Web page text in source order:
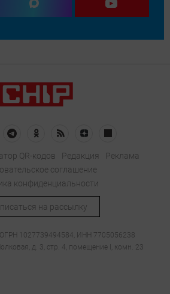
QR-кодов Редакция
Реклама
соглашение
конфиденциальности
на рассылку
1027739494584, ИНН 7705056238
д. 3, стр. 4, помещение I, комн. 23